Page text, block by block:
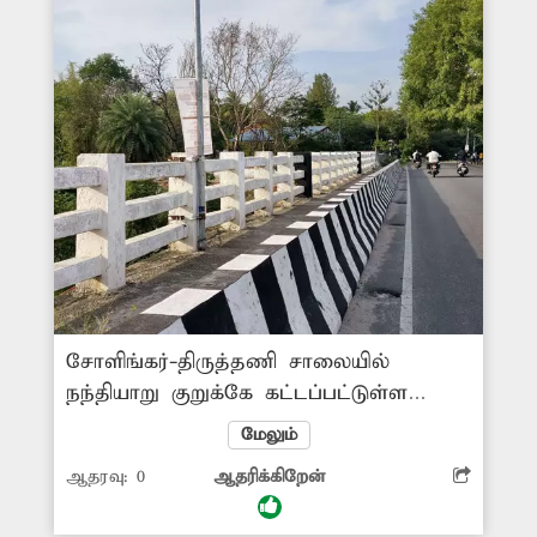
சோளிங்கர்-திருத்தணி சாலையில்
நந்தியாறு குறுக்கே கட்டப்பட்டுள்ள
மேம்பாலத்தில் வாகன ஓட்டிகள்,
பொதுமக்களின் நலன் கருதி சோலார்
மின்விளக்குகள் அமைக்கப்பட்டுள்ளன.
சோலார் மின்விளக்குகள் கடந்த 3
மேலும்
ஆதரவு: 0 ஆதரிக்கிறேன்